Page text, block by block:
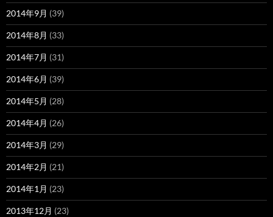
2014年9月 (39)
2014年8月 (33)
2014年7月 (31)
2014年6月 (39)
2014年5月 (28)
2014年4月 (26)
2014年3月 (29)
2014年2月 (21)
2014年1月 (23)
2013年12月 (23)